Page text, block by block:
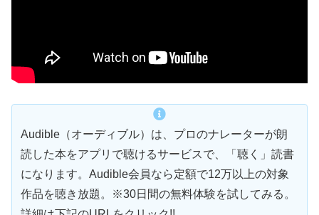
Audible（オーディブル）は、プロのナレーターが朗
読した本をアプリで聴けるサービスで、「聴く」読書
になります。Audible会員なら定額で12万以上の対象
作品を聴き放題。※30日間の無料体験を試してみる。